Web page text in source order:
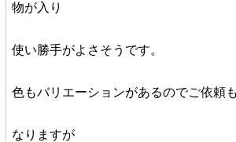
物が入り
使い勝手がよさそうです。
色もバリエーションがあるのでご依頼
なりますが